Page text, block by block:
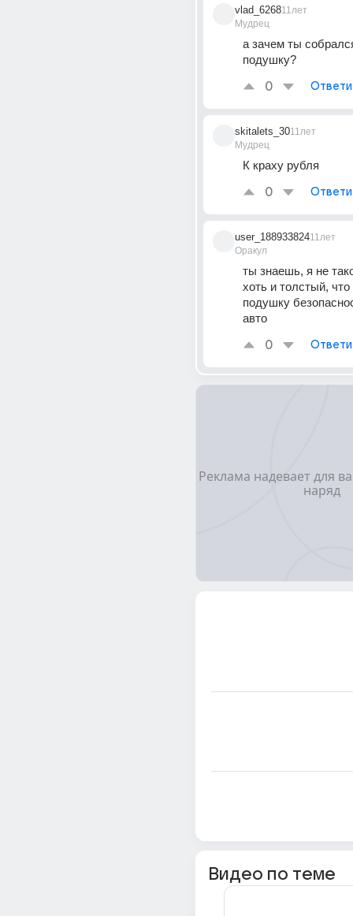
vlad_6268
Мудрец
11лет
а зачем ты
подушку?
0
skitalets_30
Мудрец
11лет
К краху рубля
0
user_188933824
Оракул
11лет
ты знаешь, я не
хоть и толстый,
подушку
авто
0
Видео по теме